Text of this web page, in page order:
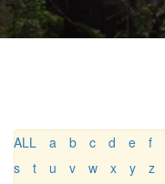
ALL a b c d e f
s
t u v w x y
z